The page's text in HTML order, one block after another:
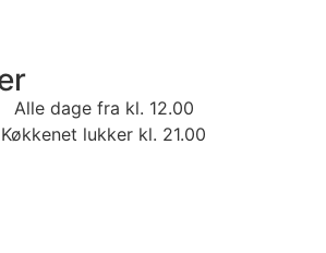
Alle dage fra kl. 12.00
Køkkenet lukker kl. 21.00